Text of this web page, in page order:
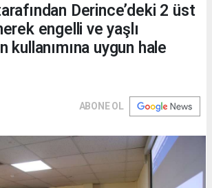
Derince’deki 2 üst
engelli ve yaşlı
kullanımına uygun hale
ABONE OL